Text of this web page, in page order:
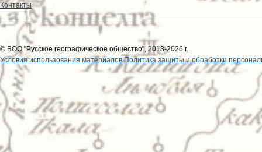
Контакты
© ВОО "Русское географическое общество", 2013-2026 г.
Условия использования материалов Политика защиты и обработки